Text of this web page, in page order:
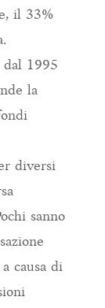
il 33%
1995
la
diversi
sanno
causa di